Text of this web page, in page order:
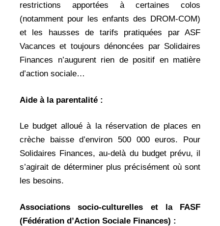
restrictions apportées à certaines colos
(notamment pour les enfants des DROM-COM)
et les hausses de tarifs pratiquées par ASF
Vacances et toujours dénoncées par Solidaires
Finances n’augurent rien de positif en matière
d’action sociale…
Aide à la parentalité :
Le budget alloué à la réservation de places en
crèche baisse d’environ 500 000 euros. Pour
Solidaires Finances, au-delà du budget prévu, il
s’agirait de déterminer plus précisément où sont
les besoins.
Associations socio-culturelles et la FASF
(Fédération d’Action Sociale Finances) :